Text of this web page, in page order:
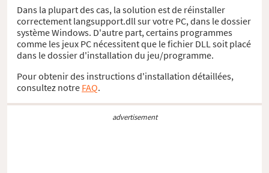
Dans la plupart des cas, la solution est de réinstaller
correctement langsupport.dll sur votre PC, dans le dossier
système Windows. D'autre part, certains programmes
comme les jeux PC nécessitent que le fichier DLL soit placé
dans le dossier d'installation du jeu/programme.
Pour obtenir des instructions d'installation détaillées,
consultez notre FAQ.
advertisement